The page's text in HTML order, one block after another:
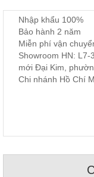
Phụ
Nhập khẩu 100%
Bảo hành 2 năm
Miễn phí vận
Showroom HN:
mới Đại Kim,
Chi nhánh Hồ Chí